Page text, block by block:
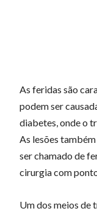
As feridas são
podem ser
diabetes, onde o
As lesões
ser chamado de
cirurgia com
Um dos meios de